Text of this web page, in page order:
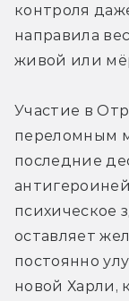
контроля
направила
живой или
Участие в
переломным
последние
психическое
оставляет
постоянно
новой Харли,